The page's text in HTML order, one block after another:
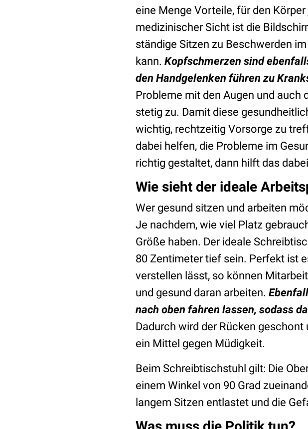
eine Menge Vorteile, für den
medizinischer Sicht ist die
ständige Sitzen zu Beschwerden
kann. Kopfschmerzen sind
den Handgelenken führen zu
Probleme mit den Augen und auch
stetig zu. Damit diese
wichtig, rechtzeitig Vorsorge zu
dabei helfen, die Probleme im
richtig gestaltet, dann hilft das
Wie sieht der ideale
Wer gesund sitzen und arbeiten
Je nachdem, wie viel Platz
Größe haben. Der ideale
80 Zentimeter tief sein. Perfekt ist
verstellen lässt, so können
und gesund daran arbeiten.
nach oben fahren lassen, sodass
Dadurch wird der Rücken
ein Mittel gegen Müdigkeit.
Beim Schreibtischstuhl gilt: Die
einem Winkel von 90 Grad
langem Sitzen entlastet und die